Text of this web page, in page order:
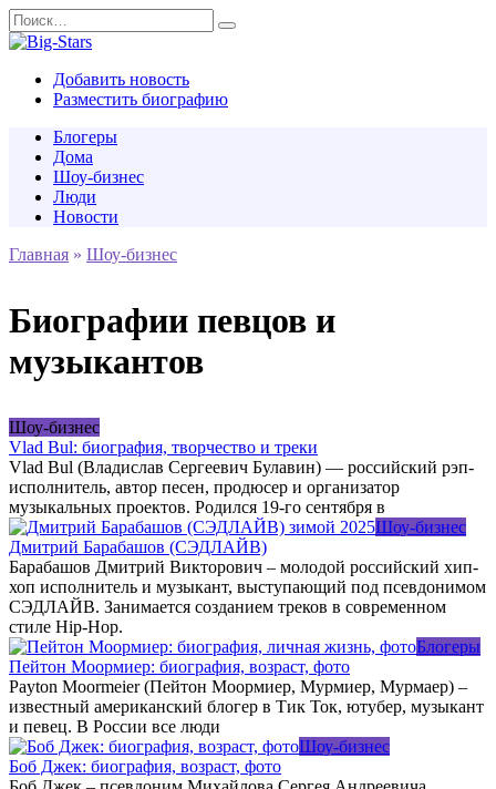
Перейти
к
содержанию
Search
for:
Добавить новость
Разместить биографию
Блогеры
Дома
Шоу-бизнес
Люди
Новости
Главная » Шоу-бизнес
Биографии певцов и
музыкантов
Шоу-бизнес
Vlad Bul: биография, творчество и треки
Vlad Bul (Владислав Сергеевич Булавин) — российский рэп-
исполнитель, автор песен, продюсер и организатор
музыкальных проектов. Родился 19-го сентября в
Шоу-бизнес
Дмитрий Барабашов (СЭДЛАЙВ)
Барабашов Дмитрий Викторович – молодой российский хип-
хоп исполнитель и музыкант, выступающий под псевдонимом
СЭДЛАЙВ. Занимается созданием треков в современном
стиле Hip-Hop.
Блогеры
Пейтон Моормиер: биография, возраст, фото
Payton Moormeier (Пейтон Моормиер, Мурмиер, Мурмаер) –
известный американский блогер в Тик Ток, ютубер, музыкант
и певец. В России все люди
Шоу-бизнес
Боб Джек: биография, возраст, фото